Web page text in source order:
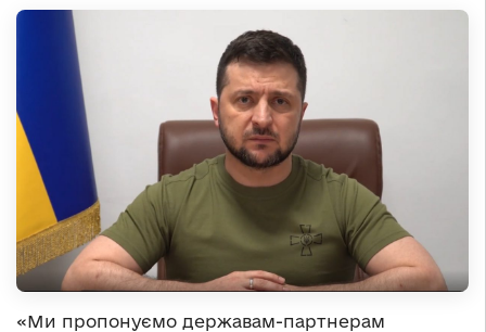
«Ми пропонуємо державам-партнерам